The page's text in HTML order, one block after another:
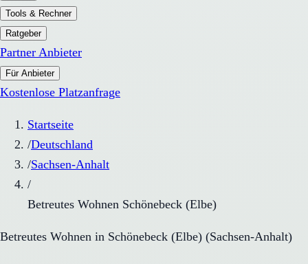
Tools & Rechner
Ratgeber
Partner Anbieter
Für Anbieter
Kostenlose Platzanfrage
Startseite
/Deutschland
/Sachsen-Anhalt
/
Betreutes Wohnen Schönebeck (Elbe)
Betreutes Wohnen in Schönebeck (Elbe) (Sachsen-Anhalt)